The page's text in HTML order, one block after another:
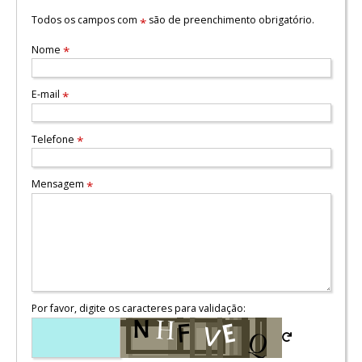
Todos os campos com *são de preenchimento obrigatório.
Nome *
E-mail *
Telefone *
Mensagem *
Por favor, digite os caracteres para validação: